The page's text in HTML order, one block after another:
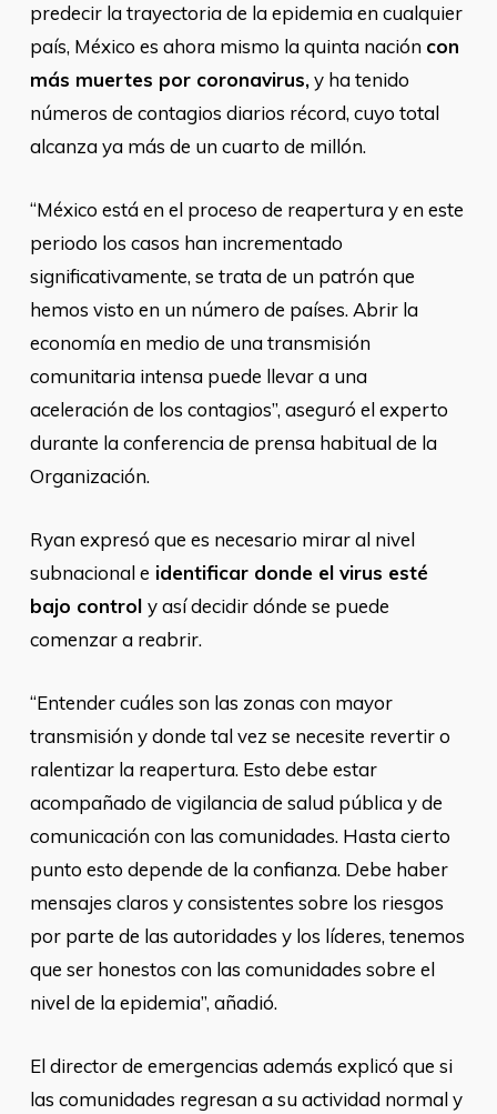
predecir la trayectoria de la epidemia en cualquier
país, México es ahora mismo la quinta nación con
más muertes por coronavirus,y ha tenido
números de contagios diarios récord, cuyo total
alcanza ya más de un cuarto de millón.
“México está en el proceso de reapertura y en este
periodo los casos han incrementado
significativamente, se trata de un patrón que
hemos visto en un número de países. Abrir la
economía en medio de una transmisión
comunitaria intensa puede llevar a una
aceleración de los contagios”, aseguró el experto
durante la conferencia de prensa habitual de la
Organización.
Ryan expresó que es necesario mirar al nivel
subnacional e identificar donde el virus esté
bajo control y así decidir dónde se puede
comenzar a reabrir.
“Entender cuáles son las zonas con mayor
transmisión y donde tal vez se necesite revertir o
ralentizar la reapertura. Esto debe estar
acompañado de vigilancia de salud pública y de
comunicación con las comunidades. Hasta cierto
punto esto depende de la confianza. Debe haber
mensajes claros y consistentes sobre los riesgos
por parte de las autoridades y los líderes, tenemos
que ser honestos con las comunidades sobre el
nivel de la epidemia”, añadió.
El director de emergencias además explicó que si
las comunidades regresan a su actividad normal y